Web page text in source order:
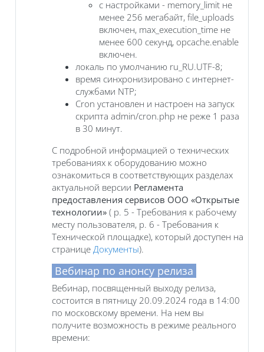
с настройками - memory_limit не
менее 256 мегабайт, file_uploads
включен, max_execution_time не
менее 600 секунд, opcache.enable
включен.
локаль по умолчанию ru_RU.UTF-8;
время синхронизировано с интернет-
службами NTP;
Cron установлен и настроен на запуск
скрипта admin/cron.php не реже 1 раза
в 30 минут.
С подробной информацией о технических
требованиях к оборудованию можно
ознакомиться в соответствующих разделах
актуальной версии Регламента
предоставления сервисов ООО «Открытые
технологии» ( р. 5 - Требования к рабочему
месту пользователя, р. 6 - Требования к
Технической площадке), который доступен на
странице Документы).
Вебинар по анонсу релиза
Вебинар, посвященный выходу релиза,
состоится в пятницу 20.09.2024 года в 14:00
по московскому времени. На нем вы
получите возможность в режиме реального
времени: